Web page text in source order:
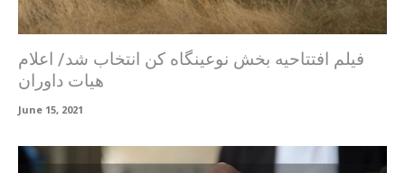
فیلم افتتاحیه بخش نوعینگاه کن انتخاب شد/ اعلام
هیات داوران
June 15, 2021